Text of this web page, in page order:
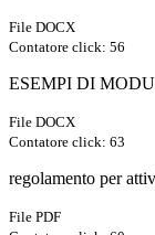
File DOCX
Contatore click: 56
ESEMPI DI
File DOCX
Contatore click: 63
regolamento per
File PDF